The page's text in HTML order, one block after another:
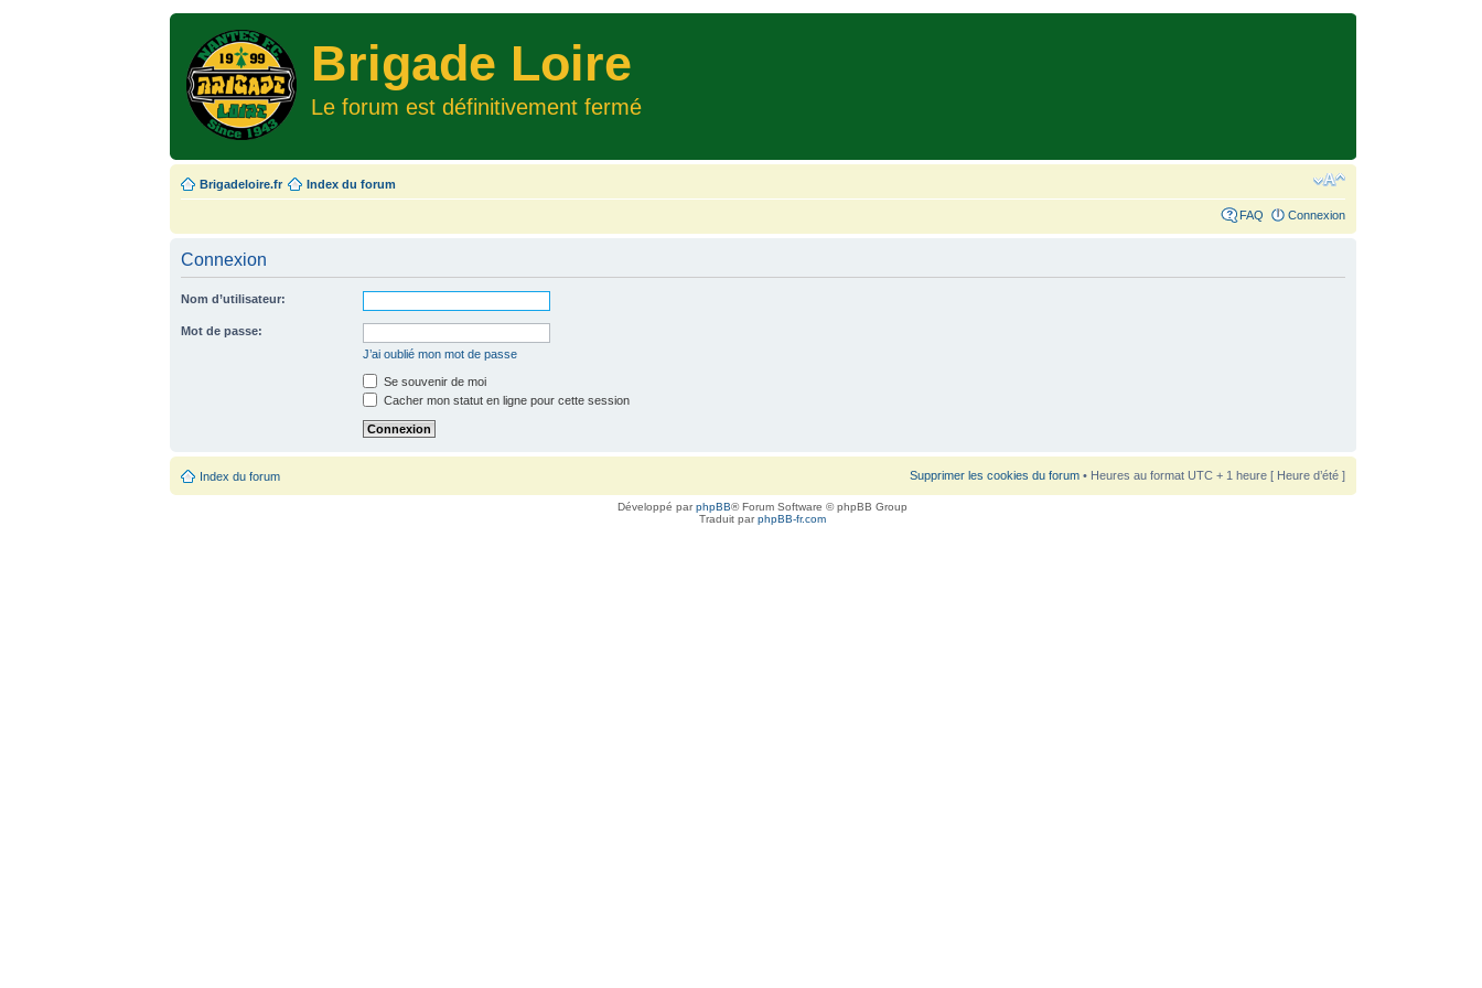
Brigade Loire
Le forum est définitivement fermé
Brigadeloire.fr Index du forum
FAQ Connexion
Connexion
Nom d’utilisateur:
Mot de passe:
J’ai oublié mon mot de passe
Se souvenir de moi
Cacher mon statut en ligne pour cette session
Index du forum Supprimer les cookies du forum• Heures au format UTC + 1 heure [ Heure d’été ]
Développé parphpBB® Forum Software © phpBB Group
Traduit parphpBB-fr.com